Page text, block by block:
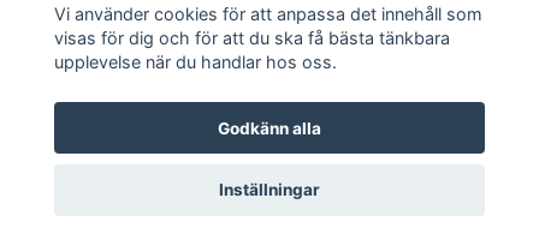
Sociala medier
© 2026 GIK Racing AB
Vi använder cookies för att anpassa det innehåll som
visas för dig och för att du ska få bästa tänkbara
upplevelse när du handlar hos oss.
Godkänn alla
Inställningar